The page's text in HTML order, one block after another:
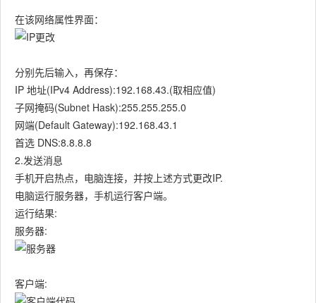
在该网络属性界面：
分别先后输入，再保存：
IP 地址(IPv4 Address):192.168.43.(取相应值)
子网掩码(Subnet Hask):255.255.255.0
网端(Default Gateway):192.168.43.1
首选 DNS:8.8.8.8
2.发送消息
手机开启热点，电脑连接，并按上述方式更改IP.
电脑运行服务器，手机运行客户端。
运行结果:
服务器:
客户端: